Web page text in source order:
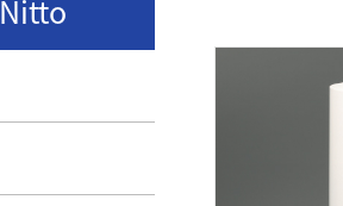
Nitto